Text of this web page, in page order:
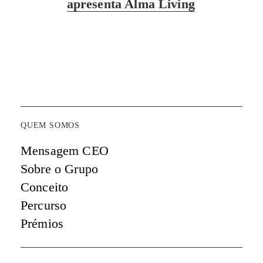
apresenta Alma Living
QUEM SOMOS
Mensagem CEO
Sobre o Grupo
Conceito
Percurso
Prémios